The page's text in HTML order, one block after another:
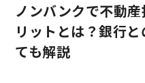
ノンバンクで不動
リットとは？銀行
ても解説